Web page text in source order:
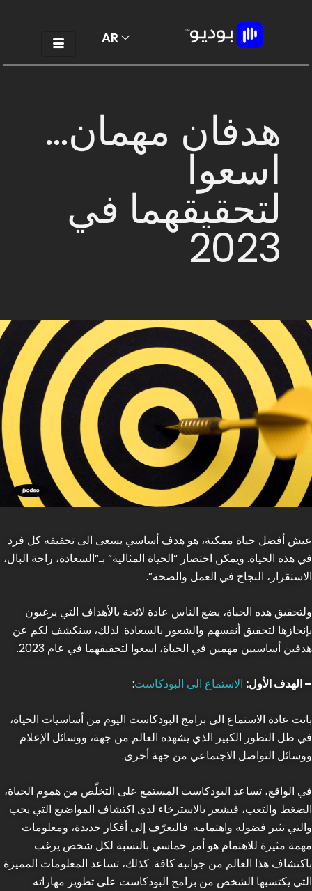
AR
هدفان مهمان…
اسعوا
لتحقيقهما في
2023
عيش أفضل حياة ممكنة، هو هدف أساسي يسعى الى تحقيقه كل فرد
في هذه الحياة. ويمكن اختصار “الحياة المثالية” بـ”السعادة، راحة البال،
الاستقرار، النجاح في العمل والصحة”.
ولتحقيق هذه الحياة، يضع الناس عادة لائحة بالأهداف التي يرغبون
بإنجازها لتحقيق أنفسهم والشعور بالسعادة. لذلك، سنكشف لكم عن
هدفين أساسيين مهمين في الحياة، اسعوا لتحقيقهما في عام 2023.
– الهدف الأول: الاستماع الى البودكاست:
باتت عادة الاستماع الى برامج البودكاست اليوم من أساسيات الحياة،
في ظل التطور الكبير الذي يشهده العالم من جهة، ووسائل الإعلام
ووسائل التواصل الاجتماعي من جهة أخرى.
في الواقع، تساعد البودكاست المستمع على التخلّص من هموم الحياة،
الضغط والتعب، فيشعر بالاسترخاء لدى اكتشاف المواضيع التي يحب
والتي تثير فضوله واهتمامه. فالتعرّف إلى أفكار جديدة، ومعلومات
مهمة مثيرة للاهتمام هو أمر حماسي بالنسبة لكل شخص يرغب
باكتشاف هذا العالم من جوانبه كافة. كذلك، تساعد المعلومات المميزة
التي يكتسبها الشخص من برامج البودكاست على تطوير مهاراته